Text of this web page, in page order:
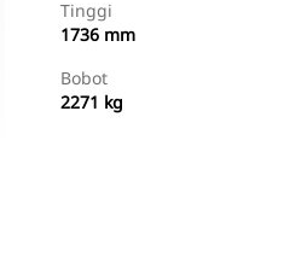
Tinggi
1736 mm
Bobot
2271 kg